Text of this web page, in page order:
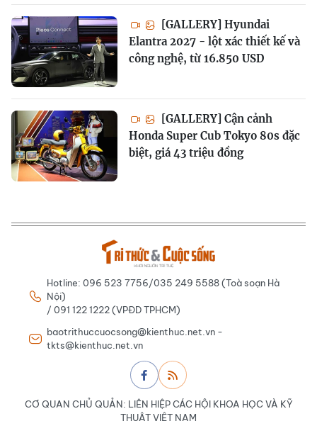
[GALLERY] Hyundai
Elantra 2027 - lột xác thiết kế và
công nghệ, từ 16.850 USD
[GALLERY] Cận cảnh
Honda Super Cub Tokyo 80s đặc
biệt, giá 43 triệu đồng
Hotline: 096 523 7756/035 249 5588 (Toà soạn Hà
Nội)
/ 091 122 1222 (VPĐD TPHCM)
baotrithuccuocsong@kienthuc.net.vn -
tkts@kienthuc.net.vn
CƠ QUAN CHỦ QUẢN: LIÊN HIỆP CÁC HỘI KHOA HỌC VÀ KỸ
THUẬT VIỆT NAM